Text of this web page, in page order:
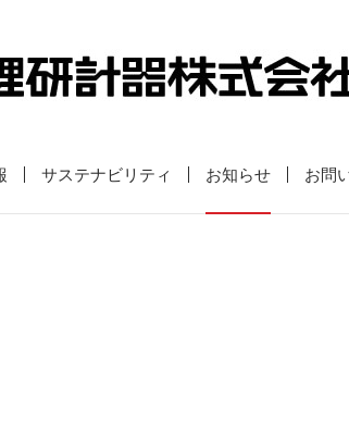
サステナビリティ お知らせ お問